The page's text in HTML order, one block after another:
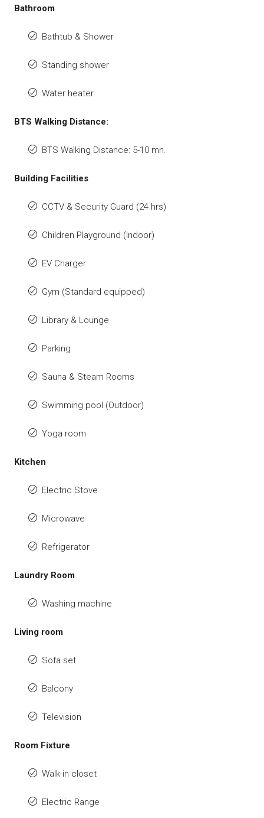
Bathroom
Bathtub & Shower
Standing shower
Water heater
BTS Walking Distance:
BTS Walking Distance: 5-10 mn.
Building Facilities
CCTV & Security Guard (24 hrs)
Children Playground (Indoor)
EV Charger
Gym (Standard equipped)
Library & Lounge
Parking
Sauna & Steam Rooms
Swimming pool (Outdoor)
Yoga room
Kitchen
Electric Stove
Microwave
Refrigerator
Laundry Room
Washing machine
Living room
Sofa set
Balcony
Television
Room Fixture
Walk-in closet
Electric Range